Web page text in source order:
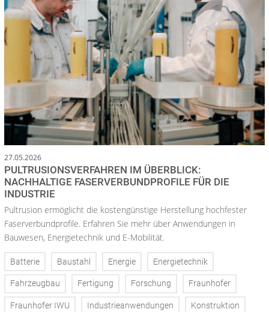
27.05.2026
PULTRUSIONSVERFAHREN IM ÜBERBLICK:
NACHHALTIGE FASERVERBUNDPROFILE FÜR DIE
INDUSTRIE
Pultrusion ermöglicht die kostengünstige Herstellung hochfester
Faserverbundprofile. Erfahren Sie mehr über Anwendungen in
Bauwesen, Energietechnik und E-Mobilität.
Batterie Baustahl Energie Energietechnik
Fahrzeugbau Fertigung Forschung Fraunhofer
Fraunhofer IWU Industrieanwendungen Konstruktion